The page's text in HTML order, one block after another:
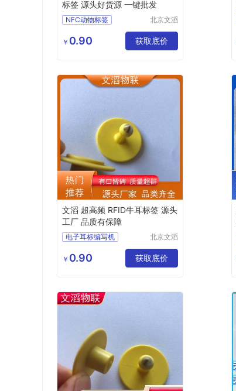
标签 源头好货源 一键批发
NFC动物标签
牛羊管理统计电子耳标
耳标钳子
北京文滔
技有限公
司
￥ 0.90 获取底价
文滔 超高频 RFID牛耳标签 源头
工厂 品质有保障
电子耳标编写机
猪耳标改写器
北京文滔
技有限公
司
￥ 0.90 获取底价